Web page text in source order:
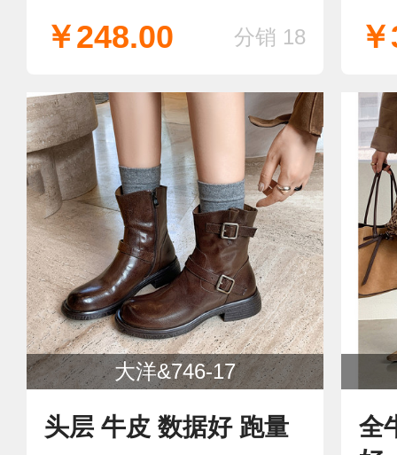
￥248.00 分销 18
大洋&746-17
头层 牛皮 数据好 跑量
全